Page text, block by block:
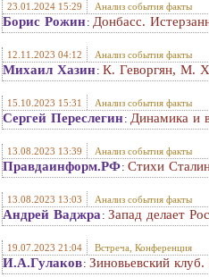
23.01.2024 15:29 Анализ события факты
Борис Рожин: Донбасс.
12.11.2023 04:12 Анализ события факты
Михаил Хазин: К. Геворгян, М.
15.10.2023 15:31 Анализ события факты
Сергей Переслегин: Динамика и
13.08.2023 13:39 Анализ события факты
Правдаинформ.РФ: Стихи
13.08.2023 13:03 Анализ события факты
Андрей Ваджра : Запад делает
19.07.2023 21:04 Встреча, Конференция
И.А.Гулаков: Зиновьевский